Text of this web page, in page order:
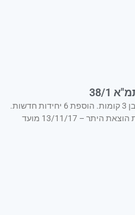
חיזוק ותוספת ע"פ תמ"א 38/1 לבניין בן 3 קומות. הוספת 6 יחידות חדשות.
סוג פרויקט: תמ"א 38/1 חיזוק ותוספת הוצאת היתר – 13/11/17 מועד